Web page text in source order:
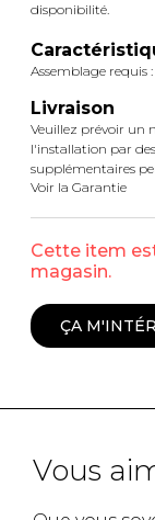
disponibilité.
Assemblage requis
Livraison
Veuillez prévoir un
l'installation par
supplémentaires
Voir la Garantie
Cette item
magasin.
ÇA
Vous